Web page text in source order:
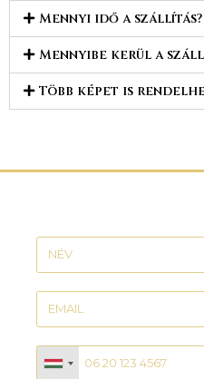
Mennyi idő a szállítás?
Mennyibe kerül a
Több képet is